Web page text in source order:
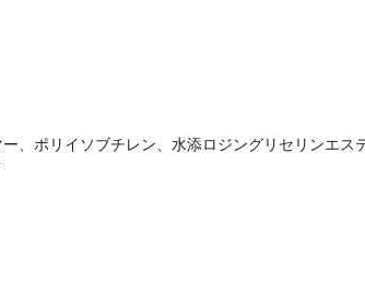
、ポリイソブチレン、水添ロジングリセリンエス